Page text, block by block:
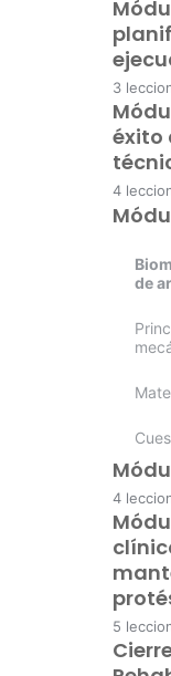
Uso
3
éxito
el
Four
4
de
4
con
5